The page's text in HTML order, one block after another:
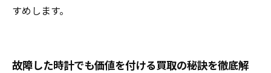
すめします。
故障した時計でも価値を付ける買取の秘訣を徹底解